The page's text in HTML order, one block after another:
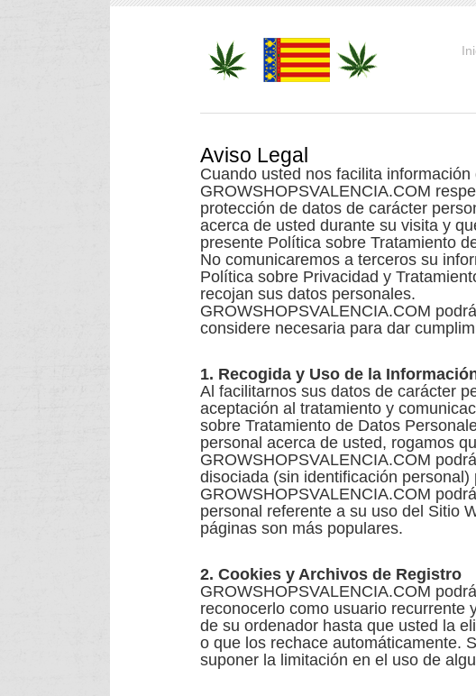
Aviso Legal
Cuando usted nos facilita
GROWSHOPSVALENCIA.COM
protección de datos de carácter
acerca de usted durante su visita y
presente Política sobre Tratamiento
No comunicaremos a terceros su
Política sobre Privacidad y
recojan sus datos personales.
GROWSHOPSVALENCIA.COM
considere necesaria para dar
1. Recogida y Uso de la
Al facilitarnos sus datos de carácter
aceptación al tratamiento y
sobre Tratamiento de Datos
personal acerca de usted, rogamos
GROWSHOPSVALENCIA.COM
disociada (sin identificación
GROWSHOPSVALENCIA.COM
personal referente a su uso del Sitio
páginas son más populares.
2. Cookies y Archivos de Registro
GROWSHOPSVALENCIA.COM
reconocerlo como usuario recurrente
de su ordenador hasta que usted la
o que los rechace automáticamente.
suponer la limitación en el uso de